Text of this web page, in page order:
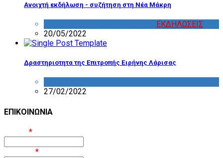
Ανοιχτή εκδήλωση - συζήτηση στη Νέα Μάκρη
ΕΚΔΗΛΩΣΕΙΣ
20/05/2022
Δραστηριοτητα της Επιτροπής Ειρήνης Λάρισας
27/02/2022
ΕΠΙΚΟΙΝΩΝΙΑ
*
*